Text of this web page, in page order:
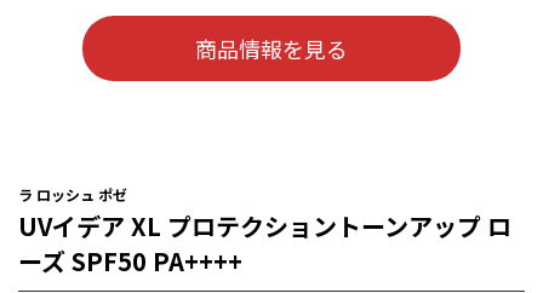
商品情報を見る
ラ ロッシュ ポゼ
UVイデア XL プロテクショントーンアップ ロ
ーズ SPF50 PA++++